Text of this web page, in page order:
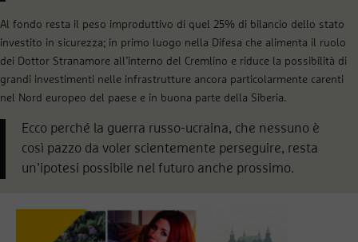
Al fondo resta il peso improduttivo di quel 25% di bilancio dello stato
investito in sicurezza; in primo luogo nella Difesa che alimenta il ruolo
dei Dottor Stranamore all’interno del Cremlino e riduce la possibilità di
grandi investimenti nelle infrastrutture ancora particolarmente carenti
nel Nord europeo del paese e in buona parte della Siberia.
Ecco perché la guerra russo-ucraina, che nessuno è
così pazzo da voler scientemente perseguire, resta
un’ipotesi possibile nel futuro anche prossimo.